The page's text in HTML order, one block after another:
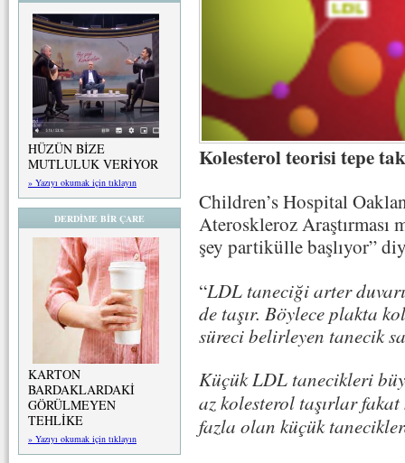
HÜZÜN BİZE
MUTLULUK VERİYOR
» Yazıyı okumak için tıklayın
DERDİME BİR ÇARE
KARTON
BARDAKLARDAKİ
GÖRÜLMEYEN
TEHLİKE
» Yazıyı okumak için tıklayın
Kolesterol teorisi tepe
Children’s Hospital
Ateroskleroz Araştırması
şey partikülle başlıyor”
“LDL taneciği arter
de taşır. Böylece plakta
süreci belirleyen tanecik
Küçük LDL tanecikleri
az kolesterol taşırlar
fazla olan küçük